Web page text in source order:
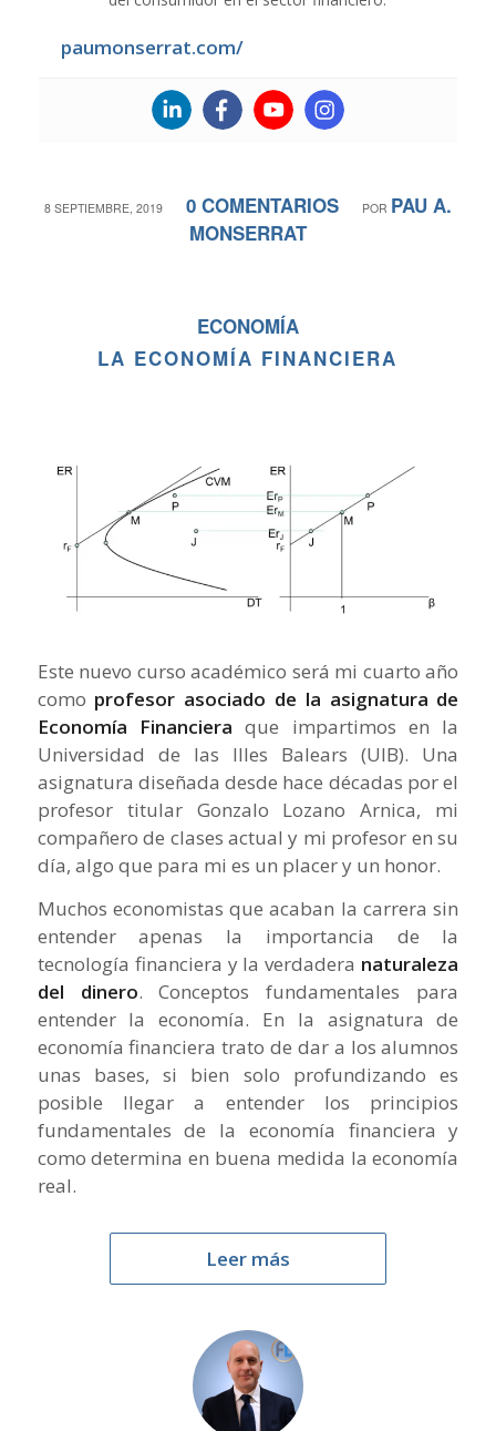
paumonserrat.com/
8 SEPTIEMBRE, 2019
/ 0 COMENTARIOS
/ POR PAU A.
MONSERRAT
ECONOMÍA
LA ECONOMÍA FINANCIERA
Este nuevo curso académico será mi cuarto año
como profesor asociado de la asignatura de
Economía Financiera que impartimos en la
Universidad de las Illes Balears (UIB). Una
asignatura diseñada desde hace décadas por el
profesor titular Gonzalo Lozano Arnica, mi
compañero de clases actual y mi profesor en su
día, algo que para mi es un placer y un honor.
Muchos economistas que acaban la carrera sin
entender apenas la importancia de la
tecnología financiera y la verdadera naturaleza
del dinero. Conceptos fundamentales para
entender la economía. En la asignatura de
economía financiera trato de dar a los alumnos
unas bases, si bien solo profundizando es
posible llegar a entender los principios
fundamentales de la economía financiera y
como determina en buena medida la economía
real.
Leer más